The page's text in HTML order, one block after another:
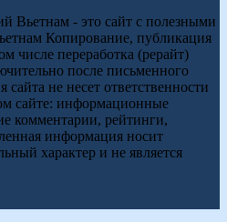
Вьетнам - это сайт с полезными
Копирование, публикация
числе переработка (рерайт)
после письменного
не несет ответственности
сайте: информационные
комментарии, рейтинги,
информация носит
характер и не является